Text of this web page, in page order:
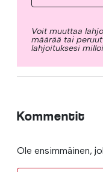
Voit muuttaa
määrää tai
lahjoituksesi
Kommentit
Ole ensimmäinen,